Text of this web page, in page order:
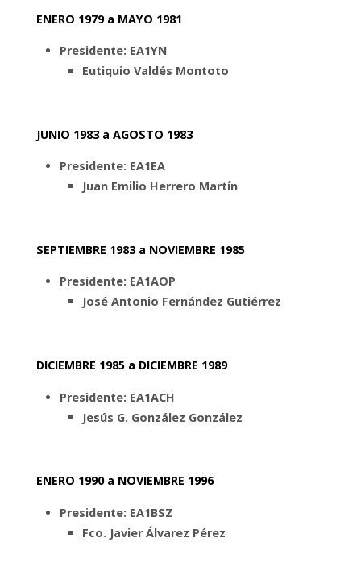
ENERO 1979 a MAYO 1981
Presidente: EA1YN
Eutiquio Valdés Montoto
JUNIO 1983 a AGOSTO 1983
Presidente: EA1EA
Juan Emilio Herrero Martín
SEPTIEMBRE 1983 a NOVIEMBRE 1985
Presidente: EA1AOP
José Antonio Fernández Gutiérrez
DICIEMBRE 1985 a DICIEMBRE 1989
Presidente: EA1ACH
Jesús G. González González
ENERO 1990 a NOVIEMBRE 1996
Presidente: EA1BSZ
Fco. Javier Álvarez Pérez